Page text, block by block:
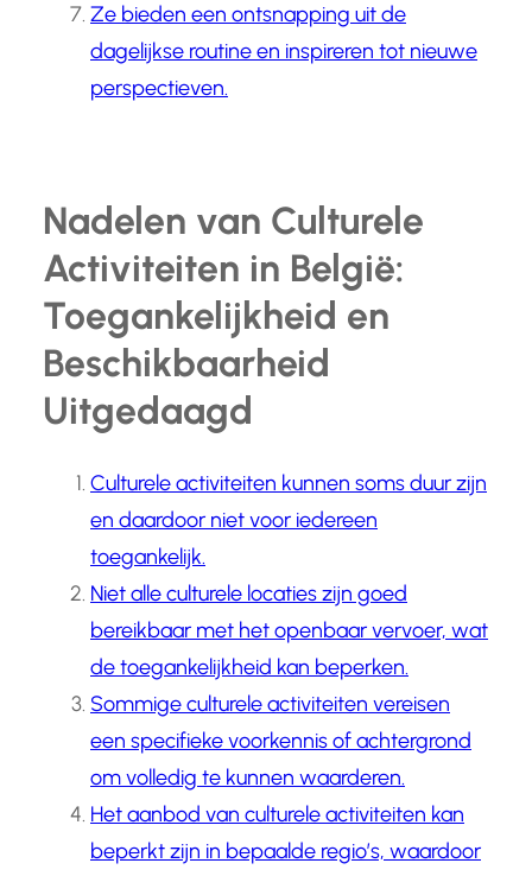
Ze bieden een ontsnapping uit de
dagelijkse routine en inspireren tot nieuwe
perspectieven.
Nadelen van Culturele
Activiteiten in België:
Toegankelijkheid en
Beschikbaarheid
Uitgedaagd
Culturele activiteiten kunnen soms duur zijn
en daardoor niet voor iedereen
toegankelijk.
Niet alle culturele locaties zijn goed
bereikbaar met het openbaar vervoer, wat
de toegankelijkheid kan beperken.
Sommige culturele activiteiten vereisen
een specifieke voorkennis of achtergrond
om volledig te kunnen waarderen.
Het aanbod van culturele activiteiten kan
beperkt zijn in bepaalde regio’s, waardoor